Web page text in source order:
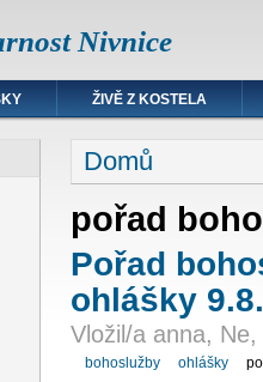
Nivnice
ŽIVĚ Z KOSTELA
Domů
pořad
Pořad
ohlášky
Vložil/a anna,
bohoslužby ohlášky